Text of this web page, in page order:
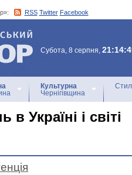
RSS Twitter Facebook
Субота, 8 серпня,
Культурна
Чернігівщина
Україні і світі